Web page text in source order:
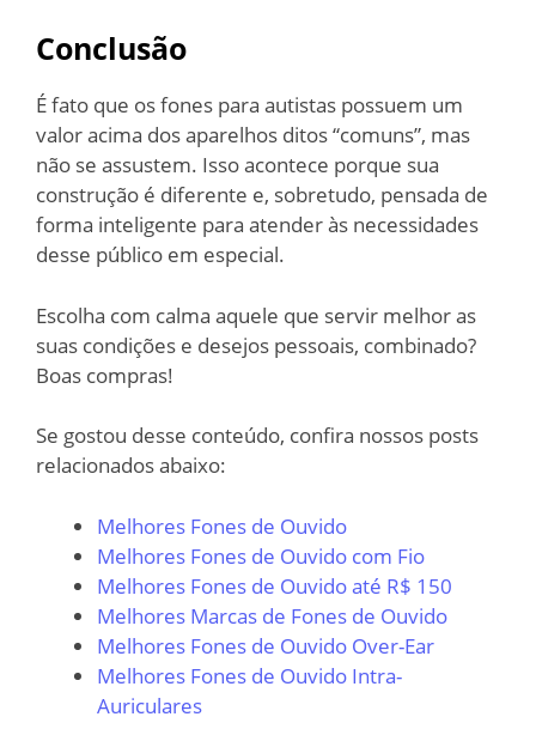
Conclusão
É fato que os fones para autistas possuem um
valor acima dos aparelhos ditos “comuns”, mas
não se assustem. Isso acontece porque sua
construção é diferente e, sobretudo, pensada de
forma inteligente para atender às necessidades
desse público em especial.
Escolha com calma aquele que servir melhor as
suas condições e desejos pessoais, combinado?
Boas compras!
Se gostou desse conteúdo, confira nossos posts
relacionados abaixo:
Melhores Fones de Ouvido
Melhores Fones de Ouvido com Fio
Melhores Fones de Ouvido até R$ 150
Melhores Marcas de Fones de Ouvido
Melhores Fones de Ouvido Over-Ear
Melhores Fones de Ouvido Intra-
Auriculares